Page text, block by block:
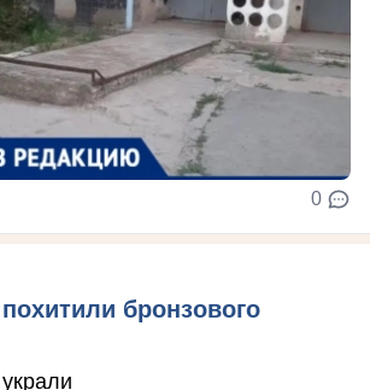
0
бронзового